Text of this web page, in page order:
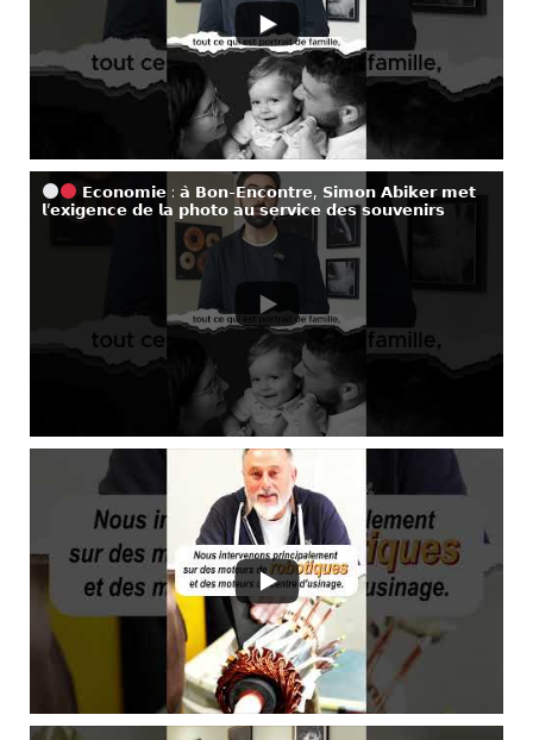
𝗘𝗰𝗼𝗻𝗼𝗺𝗶𝗲 : 𝗮̀ 𝗕𝗼𝗻-𝗘𝗻𝗰𝗼𝗻𝘁𝗿𝗲, 𝗦𝗶𝗺𝗼𝗻 𝗔𝗯𝗶𝗸𝗲𝗿 𝗺𝗲𝘁
𝗹’𝗲𝘅𝗶𝗴𝗲𝗻𝗰𝗲 𝗱𝗲 𝗹𝗮 𝗽𝗵𝗼𝘁𝗼 𝗮𝘂 𝘀𝗲𝗿𝘃𝗶𝗰𝗲 𝗱𝗲𝘀 𝘀𝗼𝘂𝘃𝗲𝗻𝗶𝗿𝘀